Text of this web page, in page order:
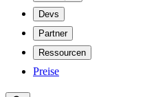
Devs
Partner
Ressourcen
Preise